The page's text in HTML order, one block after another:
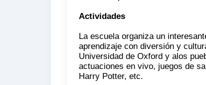
Actividades
La escuela organiza un
aprendizaje con diversión y
Universidad de Oxford y alos
actuaciones en vivo, juegos de
Harry Potter, etc.